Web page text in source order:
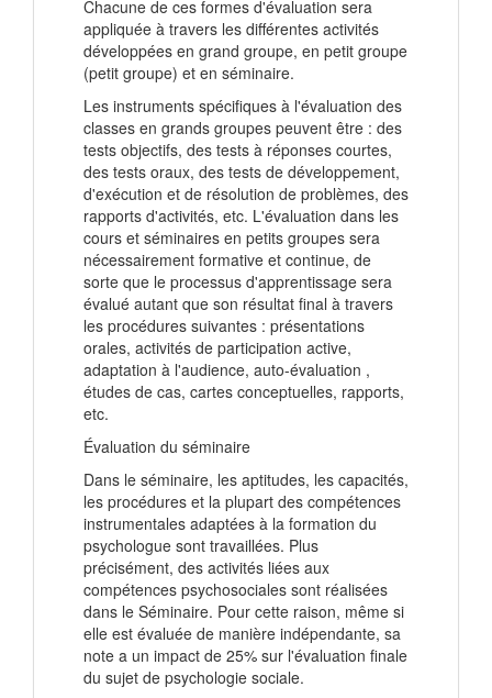
Chacune de ces formes d'évaluation sera
appliquée à travers les différentes activités
développées en grand groupe, en petit groupe
(petit groupe) et en séminaire.
Les instruments spécifiques à l'évaluation des
classes en grands groupes peuvent être : des
tests objectifs, des tests à réponses courtes,
des tests oraux, des tests de développement,
d'exécution et de résolution de problèmes, des
rapports d'activités, etc. L'évaluation dans les
cours et séminaires en petits groupes sera
nécessairement formative et continue, de
sorte que le processus d'apprentissage sera
évalué autant que son résultat final à travers
les procédures suivantes : présentations
orales, activités de participation active,
adaptation à l'audience, auto-évaluation ,
études de cas, cartes conceptuelles, rapports,
etc.
Évaluation du séminaire
Dans le séminaire, les aptitudes, les capacités,
les procédures et la plupart des compétences
instrumentales adaptées à la formation du
psychologue sont travaillées. Plus
précisément, des activités liées aux
compétences psychosociales sont réalisées
dans le Séminaire. Pour cette raison, même si
elle est évaluée de manière indépendante, sa
note a un impact de 25% sur l'évaluation finale
du sujet de psychologie sociale.